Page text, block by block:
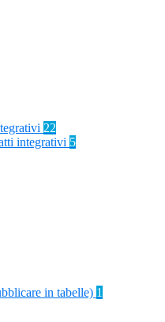
22
integrativi 5
in tabelle) 1